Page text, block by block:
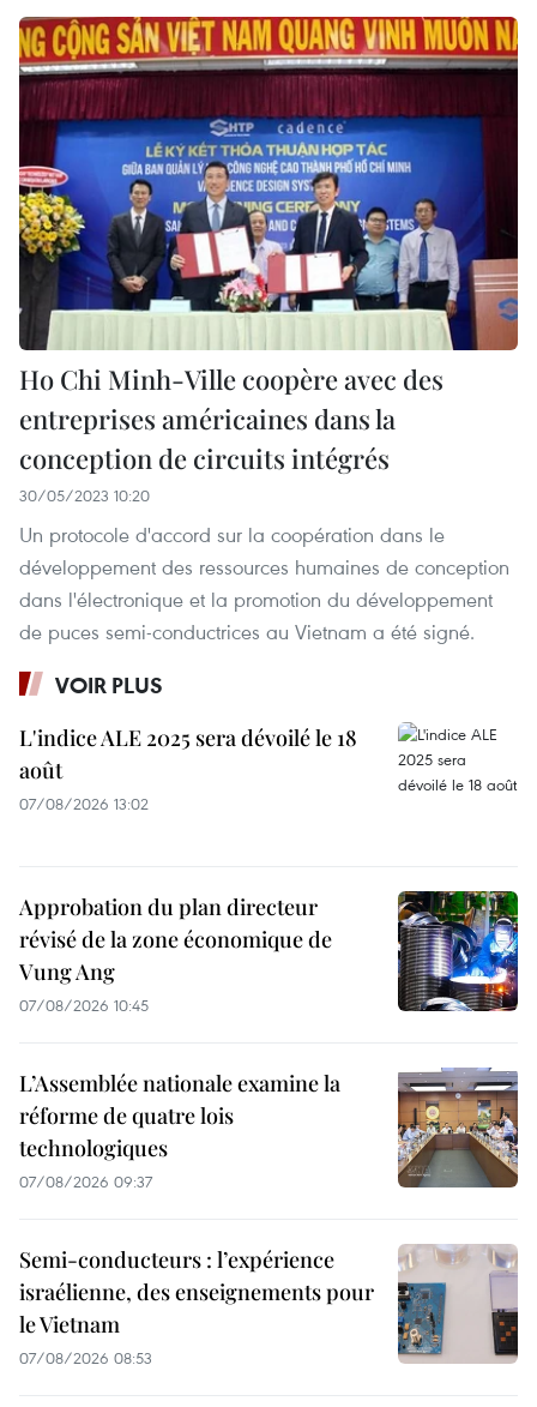
Ho Chi Minh-Ville coopère avec des
entreprises américaines dans la
conception de circuits intégrés
30/05/2023 10:20
Un protocole d'accord sur la coopération dans le
développement des ressources humaines de conception
dans l'électronique et la promotion du développement
de puces semi-conductrices au Vietnam a été signé.
VOIR PLUS
L'indice ALE 2025 sera dévoilé le 18
août
07/08/2026 13:02
Approbation du plan directeur
révisé de la zone économique de
Vung Ang
07/08/2026 10:45
L’Assemblée nationale examine la
réforme de quatre lois
technologiques
07/08/2026 09:37
Semi-conducteurs : l’expérience
israélienne, des enseignements pour
le Vietnam
07/08/2026 08:53